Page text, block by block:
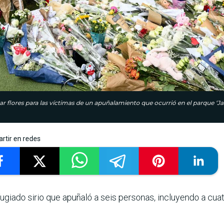
flores para las víctimas de un apuñalamiento que ocurrió en el parque
en redes
sirio que apuñaló a seis personas, incluyendo a